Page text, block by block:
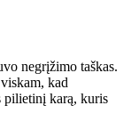
negrįžimo taškas.
kad
pilietinį karą, kuris